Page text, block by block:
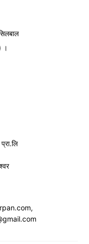
।